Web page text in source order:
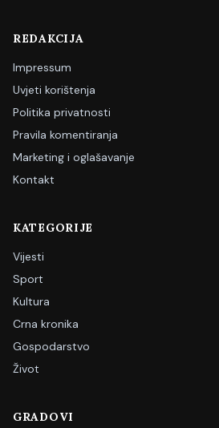
REDAKCIJA
Impressum
Uvjeti korištenja
Politika privatnosti
Pravila komentiranja
Marketing i oglašavanje
Kontakt
KATEGORIJE
Vijesti
Sport
Kultura
Crna kronika
Gospodarstvo
Život
GRADOVI